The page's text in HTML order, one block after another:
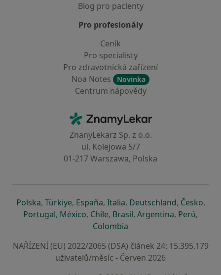
Blog pro pacienty
Pro profesionály
Ceník
Pro specialisty
Pro zdravotnická zařízení
Noa Notes
Novinka
Centrum nápovědy
ZnamyLekar - Hlavní stránka
ZnanyLekarz Sp. z o.o.
ul. Kolejowa 5/7
01-217 Warszawa, Polska
Polskase otevře v nové záložce
, Türkiyese otevře v nové záložce
, Españase otevře v nové záložce
, Italiase otevře v nové záložce
, Deutschlandse otevře v
, Českose
,
Portugalse otevře v nové záložce
, Méxicose otevře v nové záložce
, Chilese otevře v nové záložce
, Brasilse otevře v nové
, Argentinase otevře v
, Perúse
,
Colombia
NAŘÍZENÍ (EU) 2022/2065 (DSA) článek 24: 15.395.179
uživatelů/měsíc - Červen 2026